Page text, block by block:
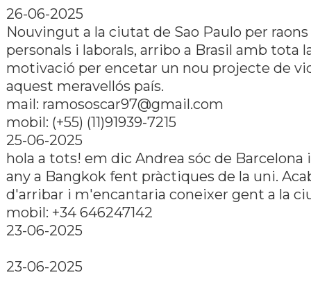
26-06-2025
Nouvingut a la ciutat de Sao Paulo per raons
personals i laborals, arribo a Brasil amb tota
motivació per encetar un nou projecte de
aquest meravellós país.
mail: ramososcar97@gmail.com
mobil: (+55) (11)91939-7215
25-06-2025
hola a tots! em dic Andrea sóc de Barcelona
any a Bangkok fent pràctiques de la uni.
d'arribar i m'encantaria coneixer gent a la
mobil: +34 646247142
23-06-2025
23-06-2025